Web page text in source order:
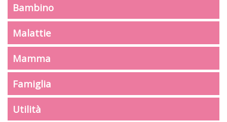
Bambino
Malattie
Mamma
Famiglia
Utilità